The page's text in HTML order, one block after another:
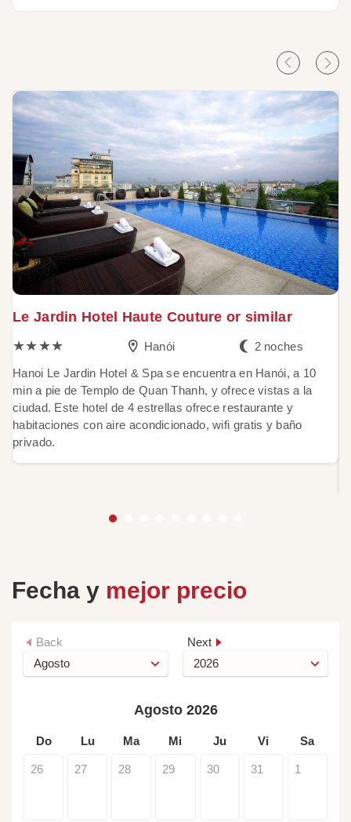
Le Jardin Hotel Haute Couture or similar
★★★★
Hanói 2 noches
Hanoi Le Jardin Hotel & Spa se encuentra en Hanói, a 10
min a pie de Templo de Quan Thanh, y ofrece vistas a la
ciudad. Este hotel de 4 estrellas ofrece restaurante y
habitaciones con aire acondicionado, wifi gratis y baño
privado.
Fecha y mejor precio
Back Next
Agosto 2026
Do Lu Ma Mi Ju Vi Sa
26 27 28 29 30 31 1